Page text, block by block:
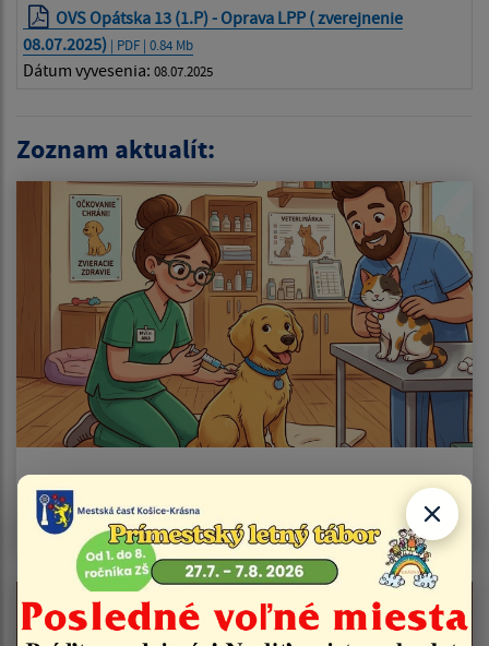
OVS Opátska 13 (1.P) - Oprava LPP ( zverejnenie
08.07.2025) | PDF | 0.84 Mb
Dátum vyvesenia: 08.07.2025
Zoznam aktualít:
06.08.2026
Oznam - Vakcinácia psov a mačiek 08.08.2026